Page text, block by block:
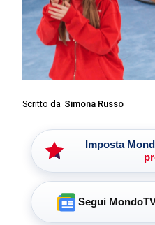
Scritto da Simona Russo
Imposta
Segui